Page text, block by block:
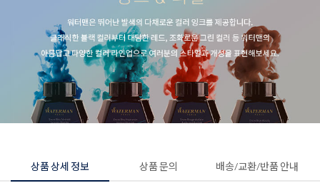
상품 상세 정보 상품 문의 배송/교환/반품 안내